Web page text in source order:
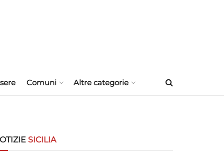
Comuni Altre categorie
SICILIA